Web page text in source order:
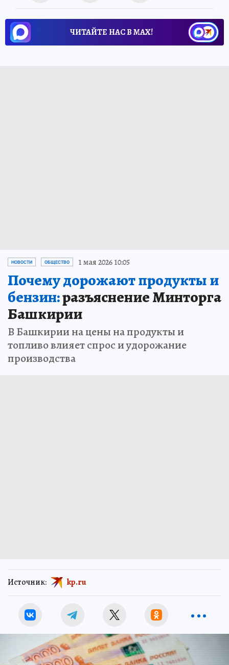
ЧИТАЙТЕ НАС В МАХ!
НОВОСТИ ОБЩЕСТВО 1 мая 2026 10:05
Почему дорожают продукты и
бензин:разъяснение Минторга
Башкирии
В Башкирии на цены на продукты и
топливо влияет спрос и удорожание
производства
Источник: kp.ru